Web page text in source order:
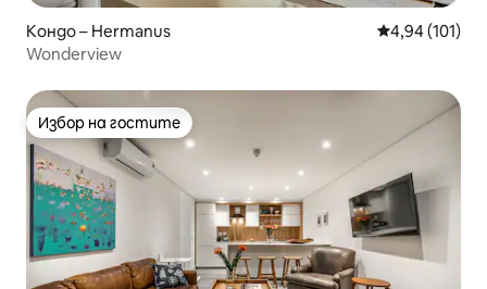
Кондо – Hermanus Средна
4,94 (101)
Wonderview
Избор на гостите
Избор на гостите